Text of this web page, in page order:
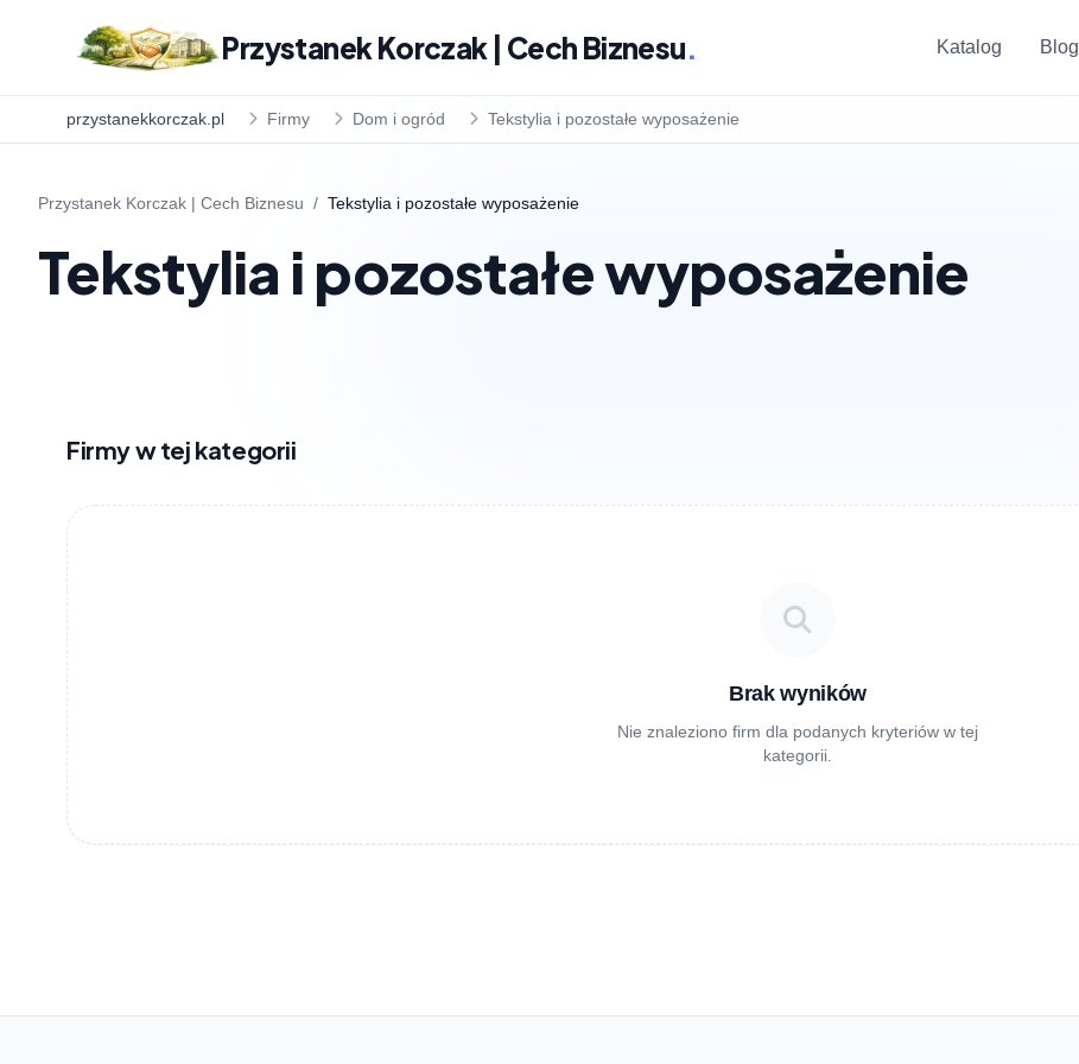
Przystanek Korczak | Cech Biznesu. Katalog Blog
przystanekkorczak.pl Firmy Dom i ogród Tekstylia i pozostałe wyposażenie
Przystanek Korczak | Cech Biznesu / Tekstylia i pozostałe wyposażenie
Tekstylia i pozostałe wyposażenie
Firmy w tej kategorii
Brak wyników
Nie znaleziono firm dla podanych kryteriów w tej
kategorii.